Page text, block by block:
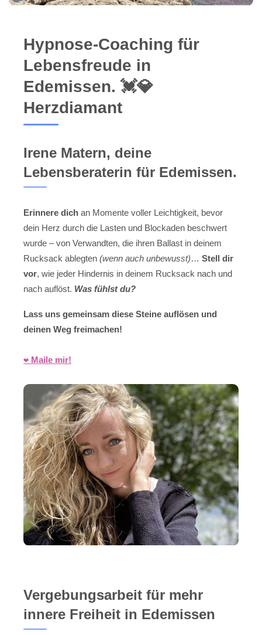
Hypnose-Coaching für
Lebensfreude in
Edemissen. 💓️💎
Herzdiamant
Irene Matern, deine
Lebensberaterin für Edemissen.
Erinnere dich an Momente voller Leichtigkeit, bevor
dein Herz durch die Lasten und Blockaden beschwert
wurde – von Verwandten, die ihren Ballast in deinem
Rucksack ablegten (wenn auch unbewusst)… Stell dir
vor, wie jeder Hindernis in deinem Rucksack nach und
nach auflöst. Was fühlst du?
Lass uns gemeinsam diese Steine auflösen und
deinen Weg freimachen!
❤️ Maile mir!
Vergebungsarbeit für mehr
innere Freiheit in Edemissen